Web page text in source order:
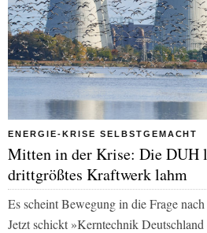
ENERGIE-KRISE SELBSTGEMACHT
Mitten in der Krise: Die DUH
drittgrößtes Kraftwerk lahm
Es scheint Bewegung in die Frage
Jetzt schickt »Kerntechnik